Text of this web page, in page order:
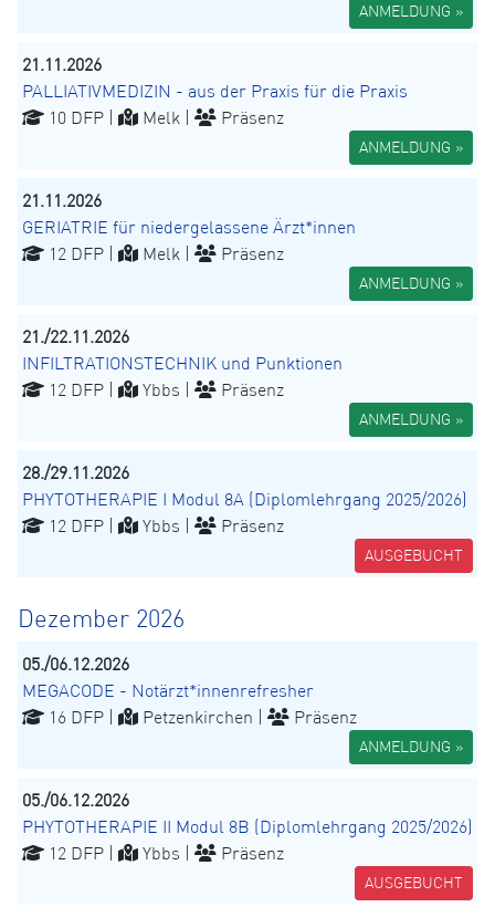
ANMELDUNG »
21.11.2026
PALLIATIVMEDIZIN - aus der Praxis für die Praxis
10 DFP |
Melk | Präsenz
ANMELDUNG »
21.11.2026
GERIATRIE für niedergelassene Ärzt*innen
12 DFP |
Melk | Präsenz
ANMELDUNG »
21./22.11.2026
INFILTRATIONSTECHNIK und Punktionen
12 DFP |
Ybbs | Präsenz
ANMELDUNG »
28./29.11.2026
PHYTOTHERAPIE I Modul 8A (Diplomlehrgang 2025/2026)
12 DFP |
Ybbs | Präsenz
AUSGEBUCHT
Dezember 2026
05./06.12.2026
MEGACODE - Notärzt*innenrefresher
16 DFP |
Petzenkirchen | Präsenz
ANMELDUNG »
05./06.12.2026
PHYTOTHERAPIE II Modul 8B (Diplomlehrgang 2025/2026)
12 DFP |
Ybbs | Präsenz
AUSGEBUCHT